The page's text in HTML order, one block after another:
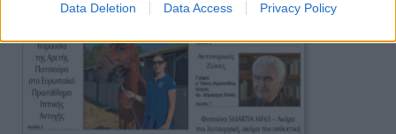
Data Deletion Data Access Privacy Policy